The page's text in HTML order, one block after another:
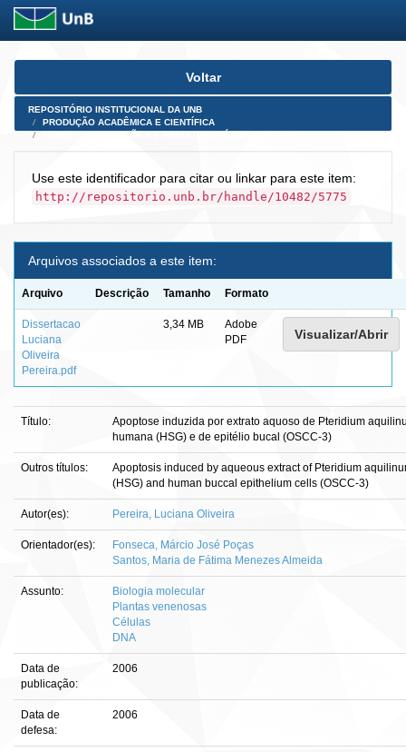
Skip
Voltar
REPOSITÓRIO INSTITUCIONAL DA UNB
PRODUÇÃO ACADÊMICA E CIENTÍFICA
Use este identificador para citar ou linkar para este item:
http://repositorio.unb.br/handle/10482/5775
Arquivos associados a este item:
Arquivo Descrição Tamanho Formato
Dissertacao
Luciana
Oliveira
Pereira.pdf
3,34 MB
Adobe
PDF
Visualizar/Abrir
Título:
Apoptose induzida por extrato aquoso de Pteridium
humana (HSG) e de epitélio bucal (OSCC-3)
Outros títulos:
Apoptosis induced by aqueous extract of Pteridium
(HSG) and human buccal epithelium cells (OSCC-3)
Autor(es): Pereira, Luciana Oliveira
Orientador(es):
Fonseca, Márcio José Poças
Santos, Maria de Fátima Menezes Almeida
Assunto:
Biologia molecular
Plantas venenosas
Células
DNA
Data de
publicação:
2006
Data de
defesa:
2006